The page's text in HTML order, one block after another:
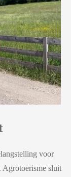
voor
Agrotoerisme sluit